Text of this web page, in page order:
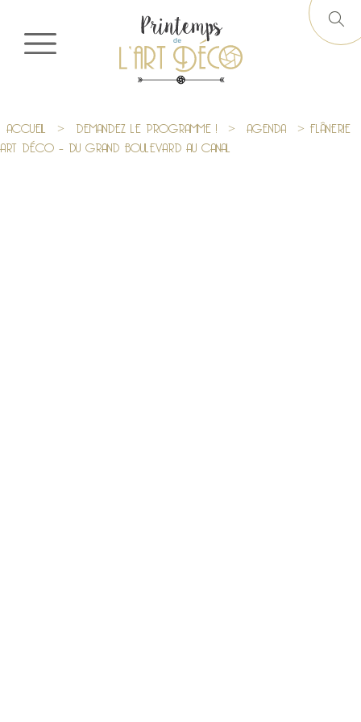
ACCUEIL > DEMANDEZ LE PROGRAMME ! > AGENDA > FLÂNERIE
ART DÉCO – DU GRAND BOULEVARD AU CANAL